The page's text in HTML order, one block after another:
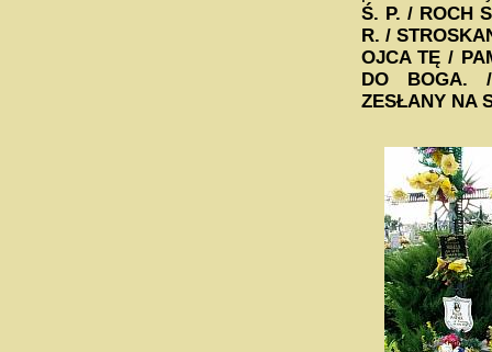
Ś. P. / ROCH
R. /
OJCA TĘ /
DO BOGA. /
ZESŁANY NA